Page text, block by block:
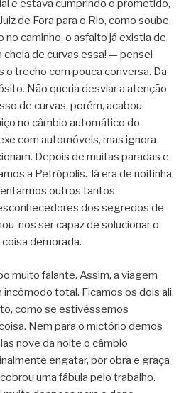
e estava cumprindo o prometido,
de Fora para o Rio, como soube
no caminho, o asfalto já existia de
cheia de curvas essa! — pensei
o trecho com pouca conversa. Da
Não queria desviar a atenção
de curvas, porém, acabou
no câmbio automático do
com automóveis, mas ignora
Depois de muitas paradas e
a Petrópolis. Já era de noitinha.
outros tantos
dos segredos de
nos ser capaz de solucionar o
demorada.
muito falante. Assim, a viagem
total. Ficamos os dois ali,
como se estivéssemos
Nem para o mictório demos
nove da noite o câmbio
engatar, por obra e graça
uma fábula pelo trabalho.